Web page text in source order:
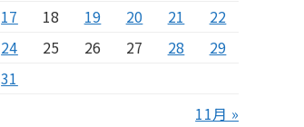
17 18 19 20 21
22
24 25 26 27 28
29
31
11月 »